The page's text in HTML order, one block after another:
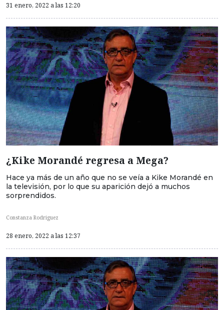
31 enero, 2022 a las 12:20
¿Kike Morandé regresa a Mega?
Hace ya más de un año que no se veía a Kike Morandé en
la televisión, por lo que su aparición dejó a muchos
sorprendidos.
Constanza Rodriguez
28 enero, 2022 a las 12:37